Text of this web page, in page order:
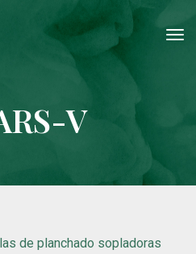
V
de planchado sopladoras